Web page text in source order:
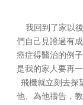
我回到了家以
們自己見證過有
癌症得醫治的例
是我的家人要再
飛機就立刻去探
他、為他禱告，